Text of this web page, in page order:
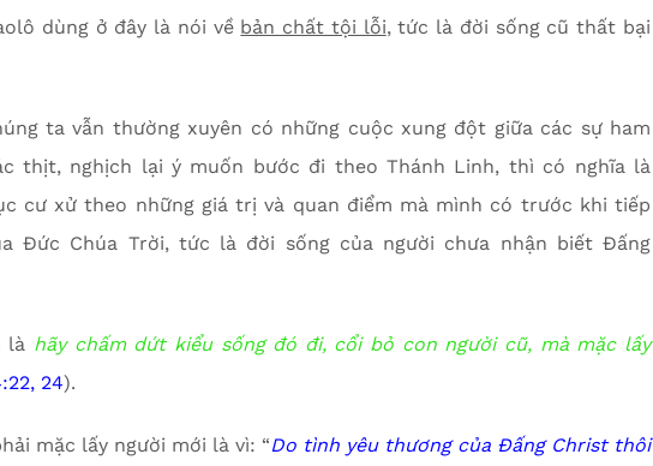
dùng ở đây là nói về bản chất tội lỗi, tức là đời sống cũ thất bại
ta vẫn thường xuyên có những cuộc xung đột giữa các sự ham
thịt, nghịch lại ý muốn bước đi theo Thánh Linh, thì có nghĩa là
cư xử theo những giá trị và quan điểm mà mình có trước khi tiếp
Đức Chúa Trời, tức là đời sống của người chưa nhận biết Đấng
là hãy chấm dứt kiểu sống đó đi, cổi bỏ con người cũ, mà mặc lấy
24).
mặc lấy người mới là vì: “Do tình yêu thương của Đấng Christ thôi